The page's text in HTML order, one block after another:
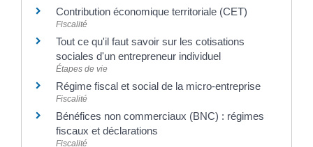
Contribution économique territoriale (CET)
Fiscalité
Tout ce qu'il faut savoir sur les cotisations
sociales d'un entrepreneur individuel
Étapes de vie
Régime fiscal et social de la micro-entreprise
Fiscalité
Bénéfices non commerciaux (BNC) : régimes
fiscaux et déclarations
Fiscalité